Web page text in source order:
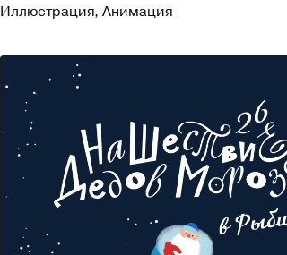
Иллюстрация, Анимация